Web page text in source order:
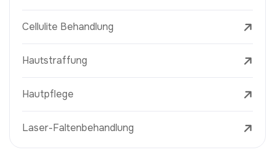
Cellulite Behandlung
Hautstraffung
Hautpflege
Laser-Faltenbehandlung